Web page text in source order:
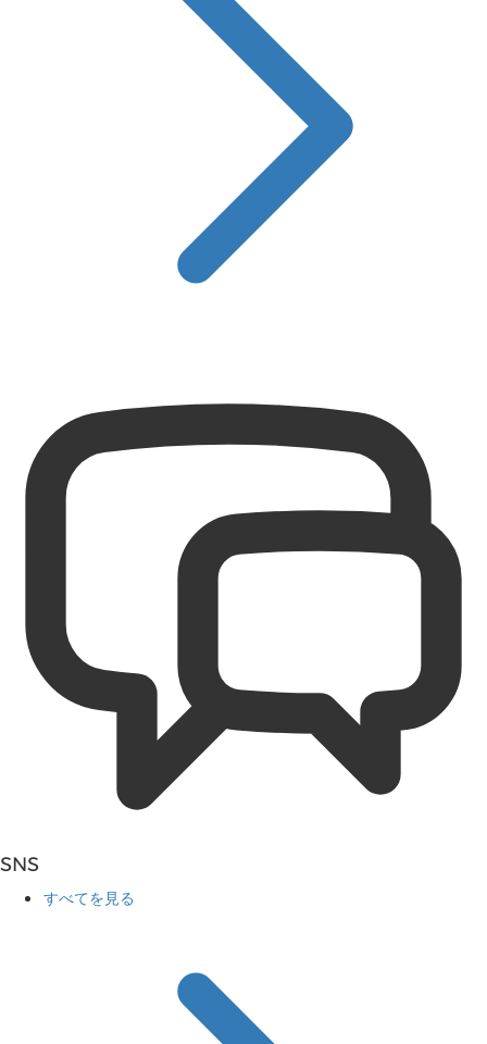
SNS
すべてを見る